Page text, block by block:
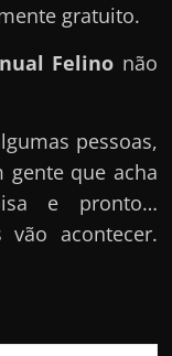
gratuito.
Felino não
pessoas,
gente que acha
e pronto…
vão acontecer.